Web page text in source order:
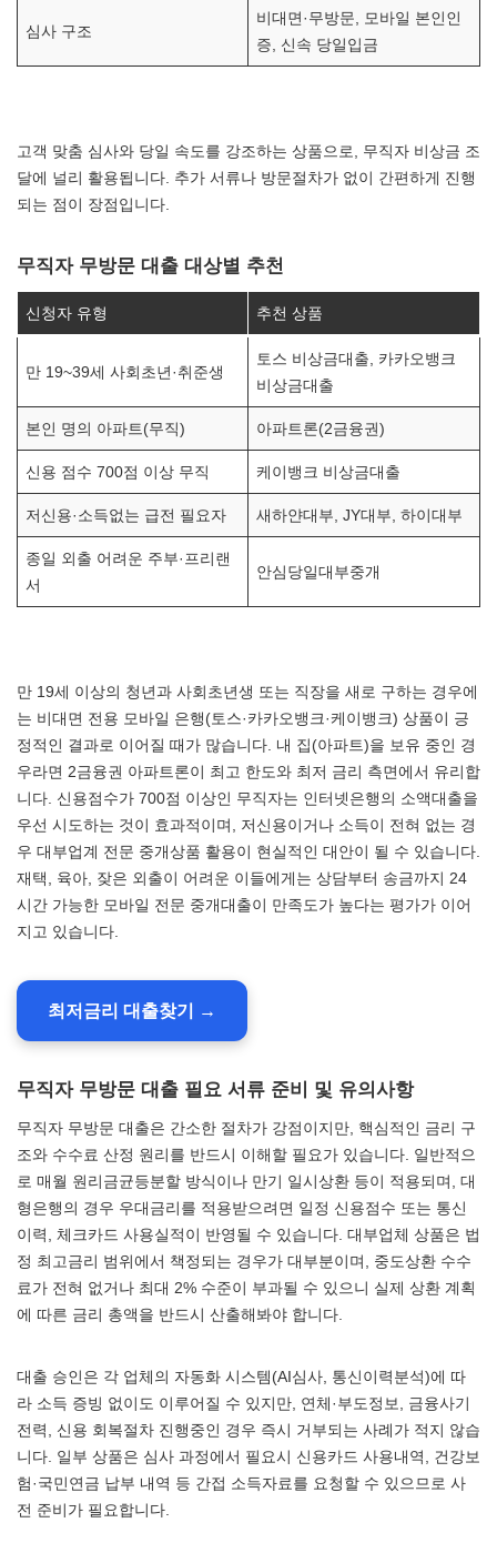
심사 구조
비대면·무방문, 모바일 본인인
증, 신속 당일입금
고객 맞춤 심사와 당일 속도를 강조하는 상품으로, 무직자 비상금 조
달에 널리 활용됩니다. 추가 서류나 방문절차가 없이 간편하게 진행
되는 점이 장점입니다.
무직자 무방문 대출 대상별 추천
신청자 유형 추천 상품
만 19~39세 사회초년·취준생
토스 비상금대출, 카카오뱅크
비상금대출
본인 명의 아파트(무직) 아파트론(2금융권)
신용 점수 700점 이상 무직 케이뱅크 비상금대출
저신용·소득없는 급전 필요자 새하얀대부, JY대부, 하이대부
종일 외출 어려운 주부·프리랜
서
안심당일대부중개
만 19세 이상의 청년과 사회초년생 또는 직장을 새로 구하는 경우에
는 비대면 전용 모바일 은행(토스·카카오뱅크·케이뱅크) 상품이 긍
정적인 결과로 이어질 때가 많습니다. 내 집(아파트)을 보유 중인 경
우라면 2금융권 아파트론이 최고 한도와 최저 금리 측면에서 유리합
니다. 신용점수가 700점 이상인 무직자는 인터넷은행의 소액대출을
우선 시도하는 것이 효과적이며, 저신용이거나 소득이 전혀 없는 경
우 대부업계 전문 중개상품 활용이 현실적인 대안이 될 수 있습니다.
재택, 육아, 잦은 외출이 어려운 이들에게는 상담부터 송금까지 24
시간 가능한 모바일 전문 중개대출이 만족도가 높다는 평가가 이어
지고 있습니다.
최저금리 대출찾기 →
무직자 무방문 대출 필요 서류 준비 및 유의사항
무직자 무방문 대출은 간소한 절차가 강점이지만, 핵심적인 금리 구
조와 수수료 산정 원리를 반드시 이해할 필요가 있습니다. 일반적으
로 매월 원리금균등분할 방식이나 만기 일시상환 등이 적용되며, 대
형은행의 경우 우대금리를 적용받으려면 일정 신용점수 또는 통신
이력, 체크카드 사용실적이 반영될 수 있습니다. 대부업체 상품은 법
정 최고금리 범위에서 책정되는 경우가 대부분이며, 중도상환 수수
료가 전혀 없거나 최대 2% 수준이 부과될 수 있으니 실제 상환 계획
에 따른 금리 총액을 반드시 산출해봐야 합니다.
대출 승인은 각 업체의 자동화 시스템(AI심사, 통신이력분석)에 따
라 소득 증빙 없이도 이루어질 수 있지만, 연체·부도정보, 금융사기
전력, 신용 회복절차 진행중인 경우 즉시 거부되는 사례가 적지 않습
니다. 일부 상품은 심사 과정에서 필요시 신용카드 사용내역, 건강보
험·국민연금 납부 내역 등 간접 소득자료를 요청할 수 있으므로 사
전 준비가 필요합니다.